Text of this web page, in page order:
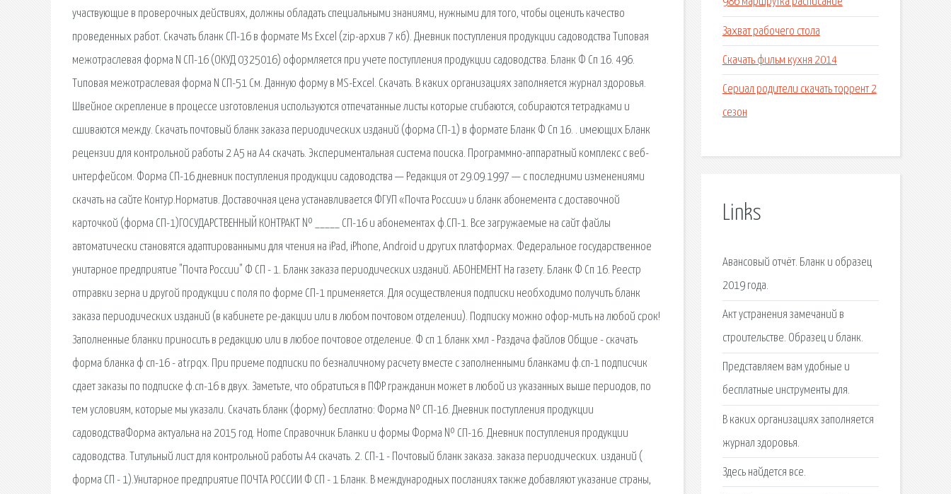
Захват рабочего стола
Скачать фильм кухня 2014
Сериал родители скачать торрент 2
сезон
Links
Авансовый отчёт. Бланк и образец
2019 года.
Акт устранения замечаний в
строительстве. Образец и бланк.
Представляем вам удобные и
бесплатные инструменты для.
В каких организациях заполняется
журнал здоровья.
Здесь найдется все.